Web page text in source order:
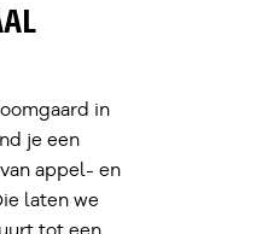
in
je een
appel- en
laten we
tot een